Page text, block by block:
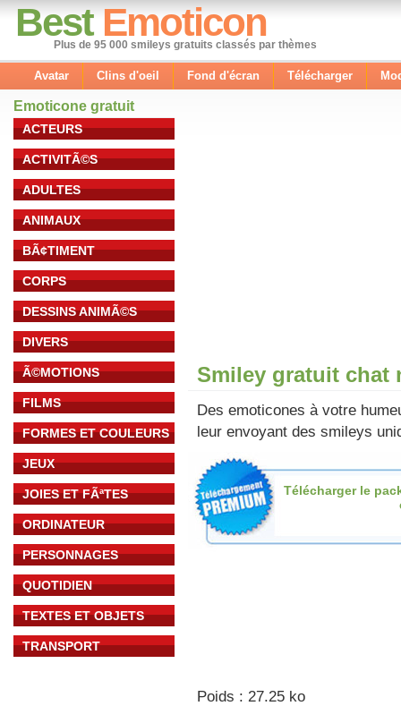
Best Emoticon
Plus de 95 000 smileys gratuits classés par thèmes
Avatar Clins d'oeil Fond d'écran Télécharger
Emoticone gratuit
ACTEURS
ACTIVITÃ©S
ADULTES
ANIMAUX
BÃ¢TIMENT
CORPS
DESSINS ANIMÃ©S
DIVERS
Ã©MOTIONS
FILMS
FORMES ET COULEURS
JEUX
JOIES ET FÃªTES
ORDINATEUR
PERSONNAGES
QUOTIDIEN
TEXTES ET OBJETS
TRANSPORT
Smiley gratuit chat
Des emoticones à votre
leur envoyant des smileys
Télécharger le
Poids : 27.25 ko